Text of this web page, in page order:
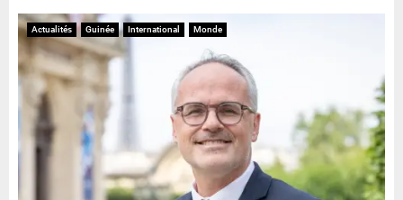
Actualités Guinée International Monde